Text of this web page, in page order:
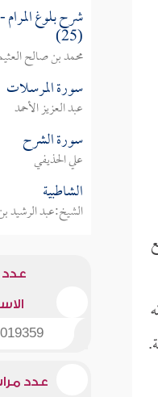
شرح بلوغ
(25)
محمد بن صالح
سورة المرسلات
عبد العزيز الأحمد
سورة الشرح
علي الحذيفي
الشاطبية
الشيخ:عبد الرشيد
عدد
عدد